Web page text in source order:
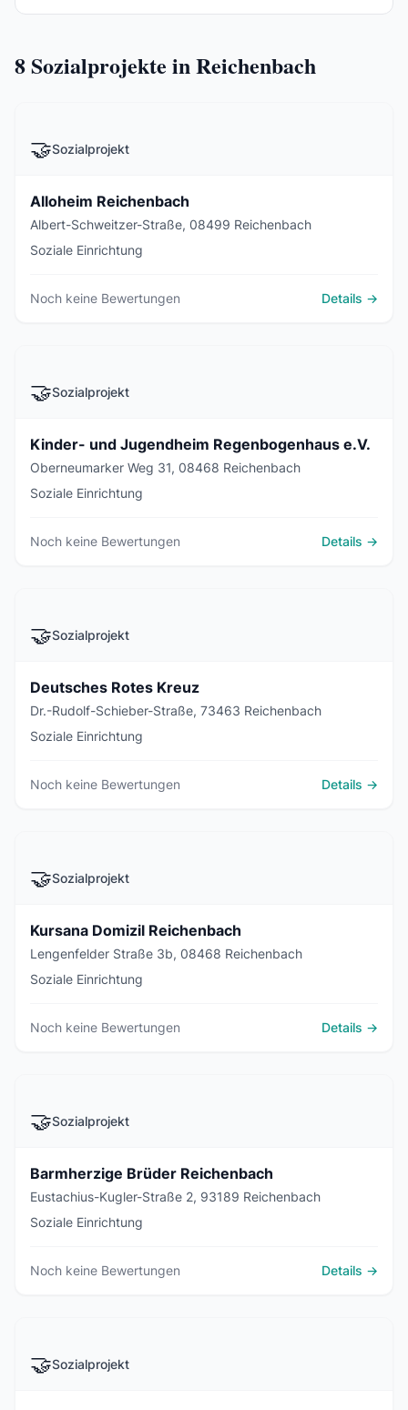
8Sozialprojekte in Reichenbach
🤝Sozialprojekt
Alloheim Reichenbach
Albert-Schweitzer-Straße, 08499 Reichenbach
Soziale Einrichtung
Noch keine Bewertungen Details →
🤝Sozialprojekt
Kinder- und Jugendheim Regenbogenhaus e.V.
Oberneumarker Weg 31, 08468 Reichenbach
Soziale Einrichtung
Noch keine Bewertungen Details →
🤝Sozialprojekt
Deutsches Rotes Kreuz
Dr.-Rudolf-Schieber-Straße, 73463 Reichenbach
Soziale Einrichtung
Noch keine Bewertungen Details →
🤝Sozialprojekt
Kursana Domizil Reichenbach
Lengenfelder Straße 3b, 08468 Reichenbach
Soziale Einrichtung
Noch keine Bewertungen Details →
🤝Sozialprojekt
Barmherzige Brüder Reichenbach
Eustachius-Kugler-Straße 2, 93189 Reichenbach
Soziale Einrichtung
Noch keine Bewertungen Details →
🤝Sozialprojekt